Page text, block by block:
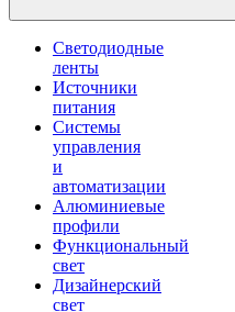
Светодиодные
ленты
Источники
питания
Системы
управления
и
автоматизации
Алюминиевые
профили
Функциональный
свет
Дизайнерский
свет